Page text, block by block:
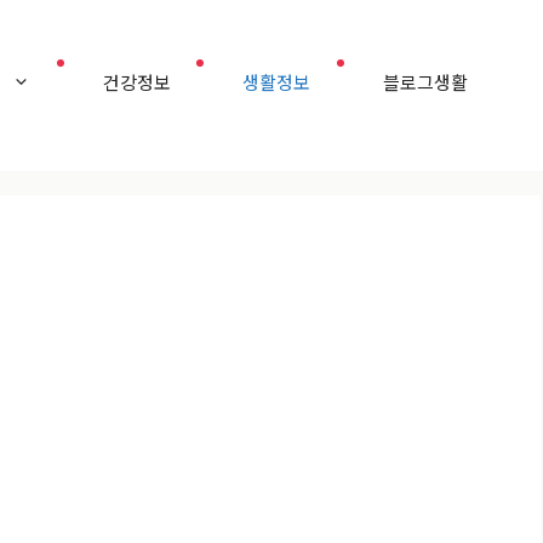
건강정보 생활정보 블로그생활